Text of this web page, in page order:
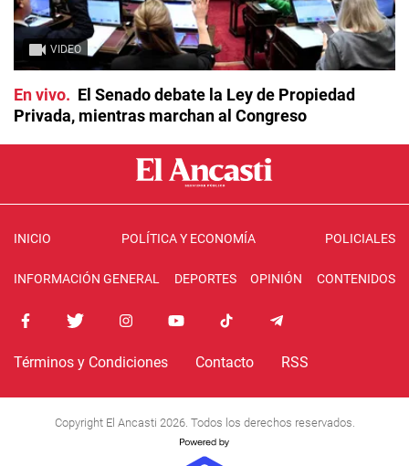
VIDEO
En vivo
El Senado debate la Ley de Propiedad
Privada, mientras marchan al Congreso
INICIO POLÍTICA Y ECONOMÍA POLICIALES
INFORMACIÓN GENERAL DEPORTES OPINIÓN CONTENIDOS
Términos y Condiciones Contacto RSS
Copyright El Ancasti 2026. Todos los derechos reservados.